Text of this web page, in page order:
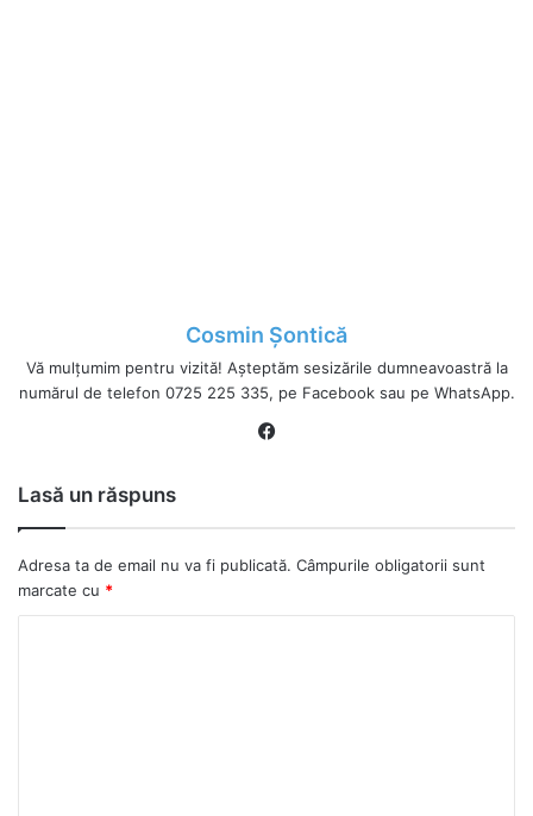
Cosmin Șontică
Vă mulțumim pentru vizită! Așteptăm sesizările dumneavoastră la
numărul de telefon 0725 225 335, pe Facebook sau pe WhatsApp.
Lasă un răspuns
Adresa ta de email nu va fi publicată. Câmpurile obligatorii sunt
marcate cu *